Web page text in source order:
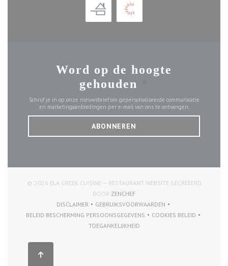
Word op de hoogte
gehouden
Schrijf je in op onze nieuwsbrief om gepersonaliseerde communicatie
en marketingaanbiedingen per e-mail van ons te ontvangen.
ABONNEREN
© 2026 ELA GREEK CUISINE — RESTAURANT WEBSITE GECREËERD
DOOR ZENCHEF((OPENT IN EEN NIEUW VENSTER))
DISCLAIMER
((OPENT IN EEN NIEUW VENSTER))
GEBRUIKSVOORWAARDEN
((OPENT IN EEN NIEUW VENSTER))
BELEID BESCHERMING PERSOONSGEGEVENS
((OPENT IN EEN NIEUW VENSTER))
COOKIES BELEID
((OPENT IN EEN
TOEGANKELIJKHEID
((OPENT IN EEN NIEUW VENSTER))